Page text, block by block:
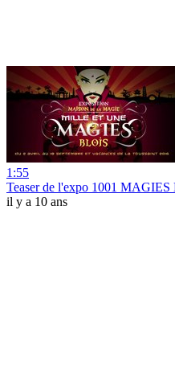
1:55
Teaser de l'expo 1001 MAGIES
il y a 10 ans